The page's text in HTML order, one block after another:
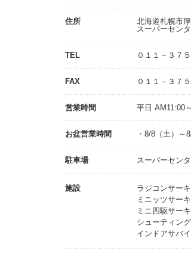
住所
北海道札幌市
スーパーセン
TEL ０１１－３７
FAX ０１１－３７
営業時間 平日 AM11:00
お盆営業時間 ・8/8（土）
駐車場 スーパーセン
施設
ラジコンサー
ミニッツサー
ミニ四駆サー
シューティン
インドアサバ